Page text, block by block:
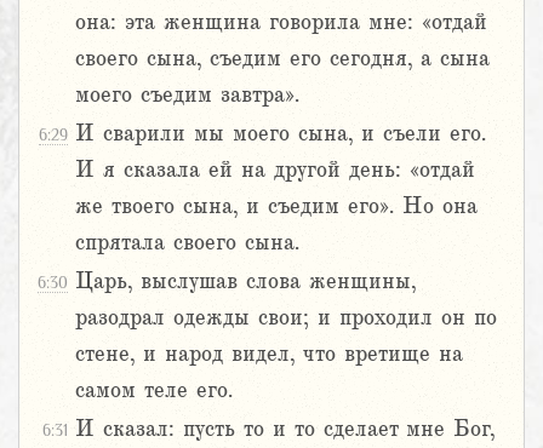
она: эта женщина говорила мне: «отдай
своего сына, съедим его сегодня, а сына
моего съедим завтра».
6:29 И сварили мы моего сына, и съели его.
И я сказала ей на другой день: «отдай
же твоего сына, и съедим его». Но она
спрятала своего сына.
6:30 Царь, выслушав слова женщины,
разодрал одежды свои; и проходил он по
стене, и народ видел, что вретище на
самом теле его.
6:31 И сказал: пусть то и то сделает мне Бог,